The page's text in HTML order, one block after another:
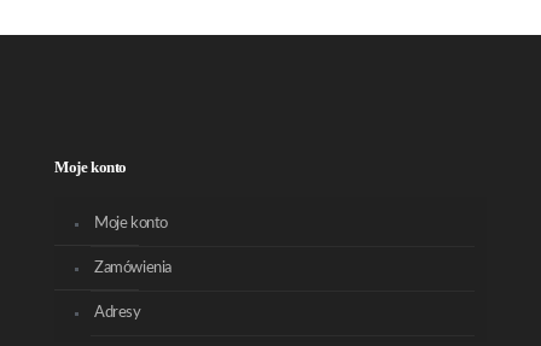
Moje konto
Moje konto
Zamówienia
Adresy